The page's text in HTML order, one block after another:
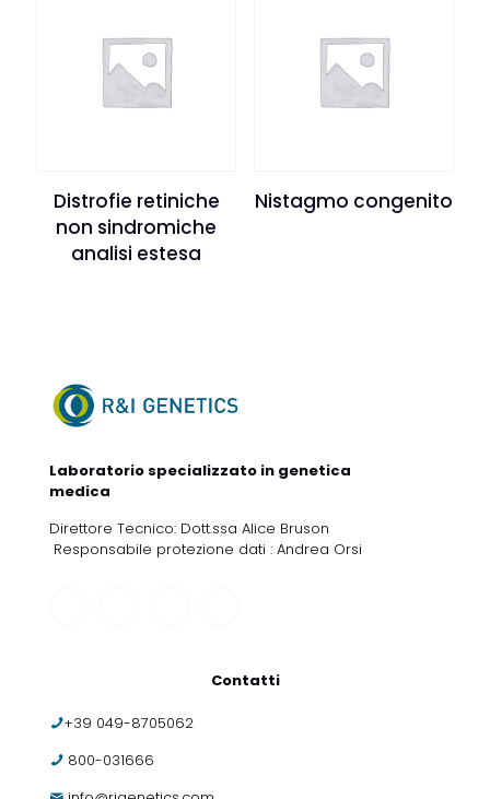
Distrofie retiniche
non sindromiche
analisi estesa
Nistagmo congenito
Laboratorio specializzato in genetica
medica
Direttore Tecnico: Dott.ssa Alice Bruson
Responsabile protezione dati : Andrea Orsi
Contatti
+39 049-8705062
800-031666